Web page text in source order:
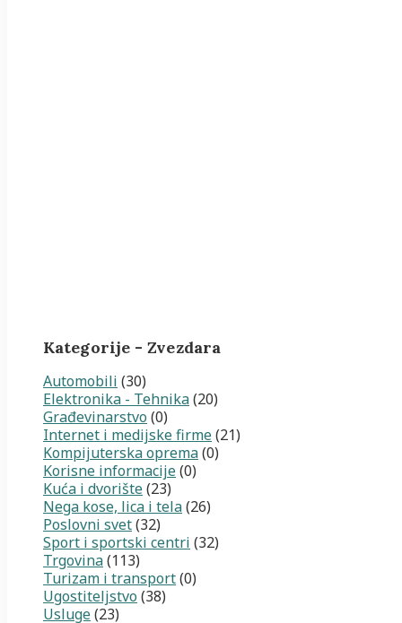
Kategorije - Zvezdara
Automobili (30)
Elektronika - Tehnika(20)
Građevinarstvo (0)
Internet i medijske firme(21)
Kompijuterska oprema(0)
Korisne informacije(0)
Kuća i dvorište(23)
Nega kose, lica i tela(26)
Poslovni svet(32)
Sport i sportski centri (32)
Trgovina(113)
Turizam i transport(0)
Ugostiteljstvo (38)
Usluge(23)